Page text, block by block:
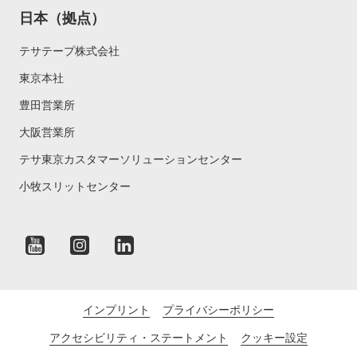
日本（拠点）
テサテープ株式会社
東京本社
豊田営業所
大阪営業所
テサ東京カスタマーソリューションセンター
小牧スリットセンター
インプリント プライバシーポリシー
アクセシビリティ・ステートメント クッキー設定